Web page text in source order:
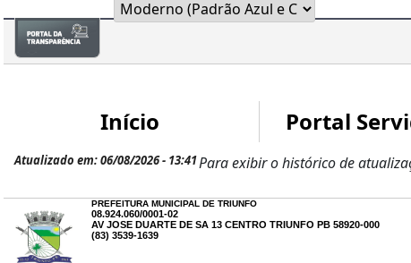
Início Portal
Para exibir o histórico de
Atualizado em: 06/08/2026 - 13:41
PREFEITURA MUNICIPAL DE TRIUNFO
08.924.060/0001-02
AV JOSE DUARTE DE SA 13 CENTRO TRIUNFO PB 58920-000
(83) 3539-1639